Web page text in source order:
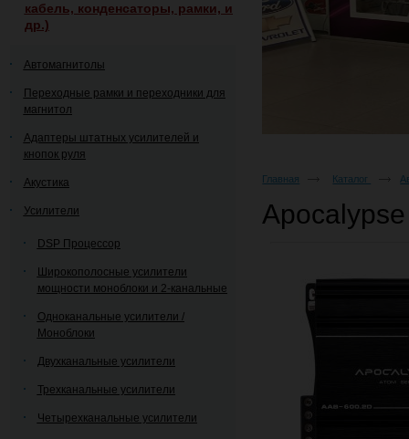
кабель, конденсаторы, рамки, и
др.)
Автомагнитолы
Переходные рамки и переходники для
магнитол
Адаптеры штатных усилителей и
кнопок руля
Акустика
Усилители
DSP Процессор
Широкополосные усилители
мощности моноблоки и 2-канальные
Одноканальные усилители /
Моноблоки
Двухканальные усилители
Трехканальные усилители
Четырехканальные усилители
Главная Каталог